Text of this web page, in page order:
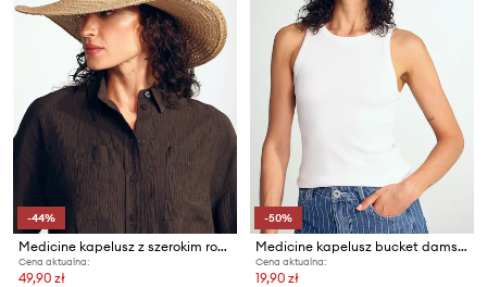
-44%
Medicine kapelusz z szerokim rondem damski pleciony
Cena aktualna:
49,90 zł
-50%
Medicine kapelusz bucket damski
Cena aktualna:
19,90 zł